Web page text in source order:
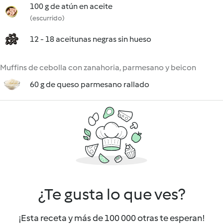
100 g de atún en aceite
(escurrido)
12 - 18 aceitunas negras sin hueso
Muffins de cebolla con zanahoria, parmesano y beicon
60 g de queso parmesano rallado
¿Te gusta lo que ves?
¡Esta receta y más de 100 000 otras te esperan!